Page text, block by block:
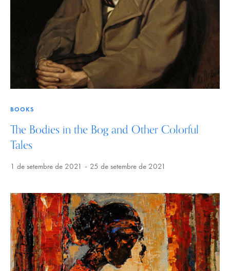
BOOKS
The Bodies in the Bog and Other Colorful
Tales
1 de setembre de 2021 25 de setembre de 2021